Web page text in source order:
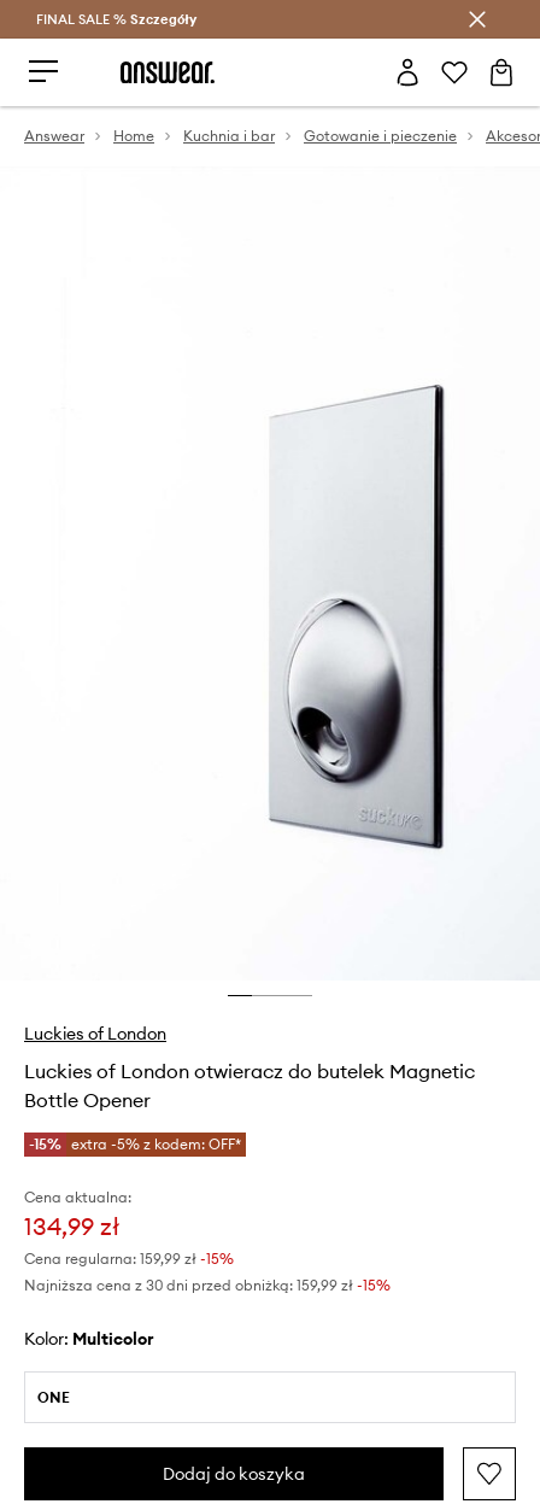
Oszczędzaj z Answear Club >
FINAL SALE % Szczegóły
Answear Home Kuchnia i bar Gotowanie i pieczenie
Luckies of London
Luckies of London otwieracz do butelek Magnetic
Bottle Opener
-15% extra -5% z kodem: OFF*
Cena aktualna:
134,99 zł
Cena regularna: 159,99 zł -15%
Najniższa cena z 30 dni przed obniżką: 159,99 zł -15%
Kolor: multicolor
ONE
Dodaj do koszyka